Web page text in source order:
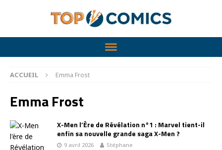
ACCUEIL Emma Frost
Emma Frost
X-Men l’Ère de Révélation n°1 : Marvel tient-il
enfin sa nouvelle grande saga X-Men ?
9 avril 2026 Stéphane